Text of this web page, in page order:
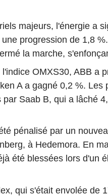
majeurs, l'énergie a
progression de 1,8
la marche,
OMXS30, ABB a
A a gagné 0,2 %. Les
Saab B, qui a lâché
pénalisé par un
à Hedemora. En
été blessées lors d'un
qui s'était envolée de